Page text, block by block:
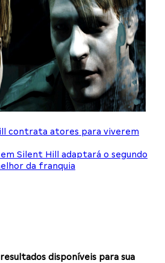
contrata atores para viverem
Silent Hill adaptará o segundo
da franquia
disponíveis para sua